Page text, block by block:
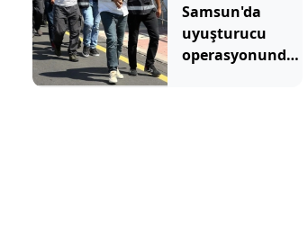
Samsun'da
uyuşturucu
operasyonunda